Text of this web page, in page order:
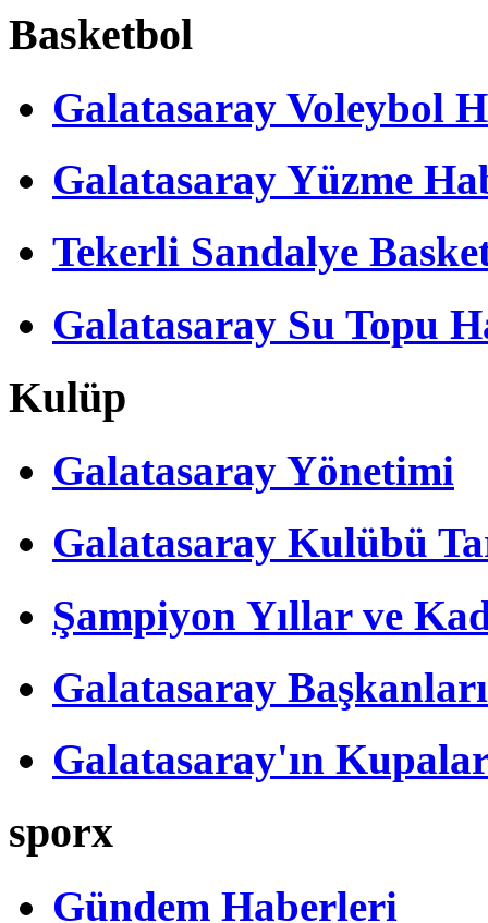
Basketbol
Galatasaray Voleybol
Galatasaray Yüzme
Tekerli Sandalye
Galatasaray Su Topu
Kulüp
Galatasaray Yönetimi
Galatasaray Kulübü
Şampiyon Yıllar ve
Galatasaray Başkanları
Galatasaray'ın
sporx
Gündem Haberleri